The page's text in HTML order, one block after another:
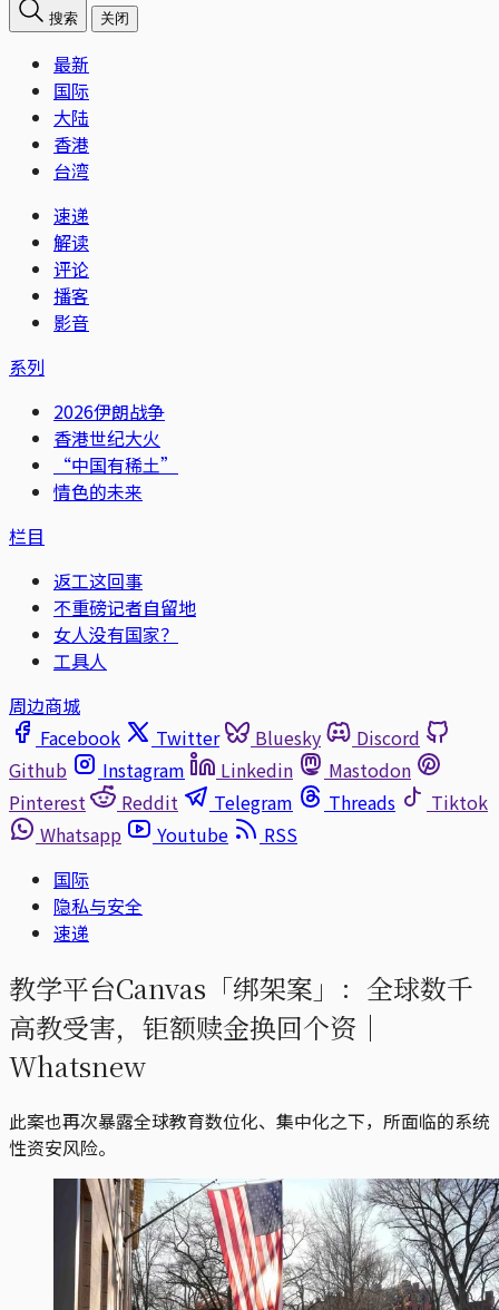
搜索 关闭
最新
国际
大陆
香港
台湾
速递
解读
评论
播客
影音
系列
2026伊朗战争
香港世纪大火
“中国有稀土”
情色的未来
栏目
返工这回事
不重磅记者自留地
女人没有国家？
工具人
周边商城
Facebook
Twitter Bluesky
Discord
Github
Instagram Linkedin
Mastodon
Pinterest
Reddit Telegram Threads
Tiktok
Whatsapp
Youtube
RSS
国际
隐私与安全
速递
教学平台Canvas「绑架案」：全球数千
高教受害，钜额赎金换回个资｜
Whatsnew
此案也再次暴露全球教育数位化、集中化之下，所面临的系统
性资安风险。